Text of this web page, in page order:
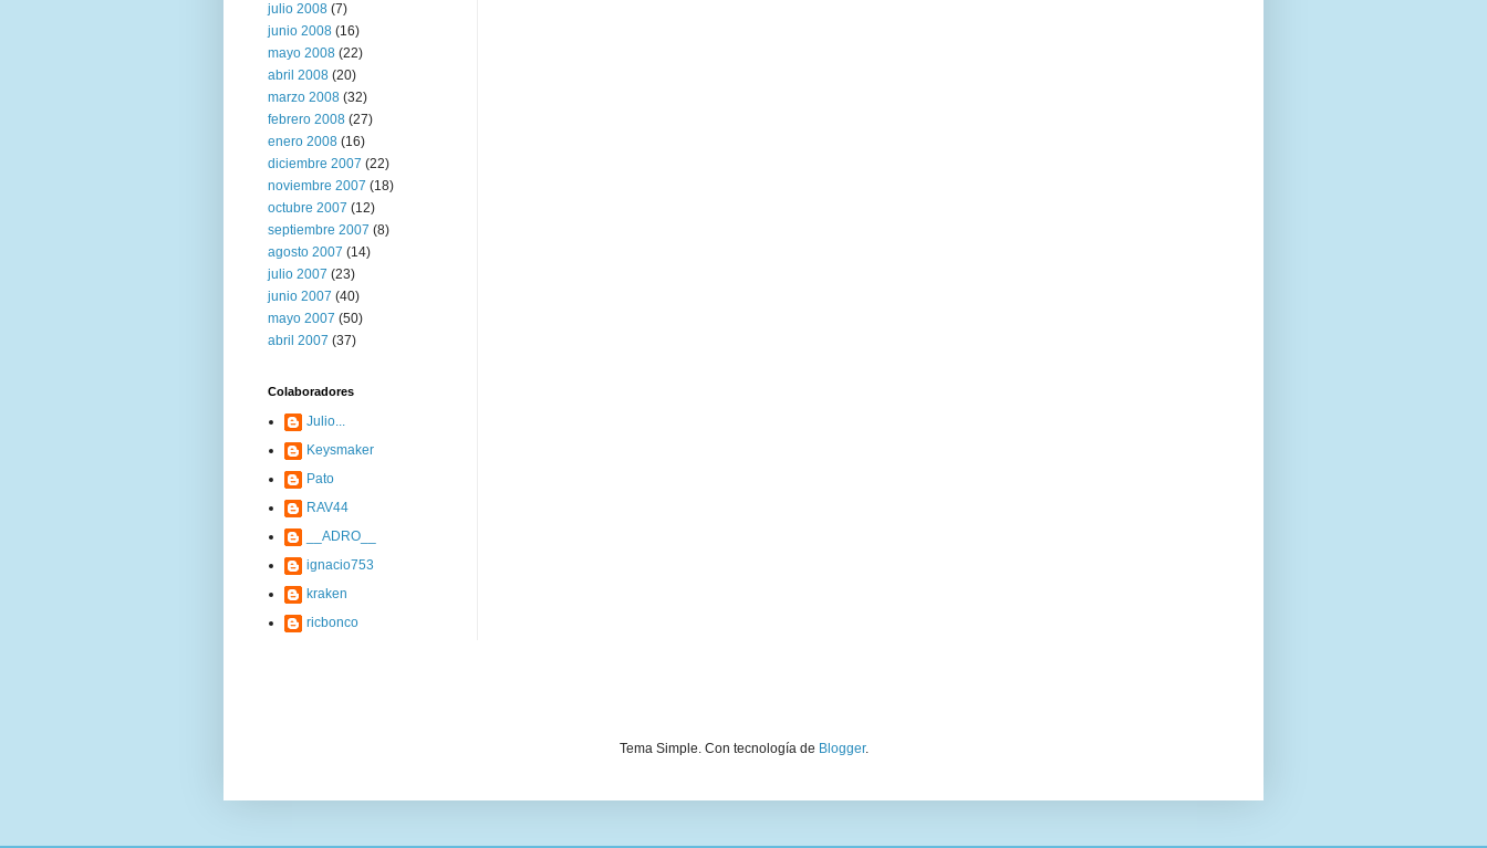
julio 2008 (7)
junio 2008 (16)
mayo 2008 (22)
abril 2008 (20)
marzo 2008 (32)
febrero 2008 (27)
enero 2008 (16)
diciembre 2007 (22)
noviembre 2007 (18)
octubre 2007 (12)
septiembre 2007 (8)
agosto 2007 (14)
julio 2007 (23)
junio 2007 (40)
mayo 2007 (50)
abril 2007 (37)
Colaboradores
Julio...
Keysmaker
Pato
RAV44
__ADRO__
ignacio753
kraken
ricbonco
Tema Simple. Con tecnología de Blogger.